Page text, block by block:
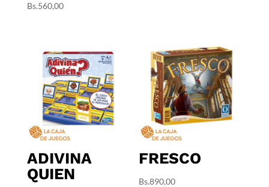
Bs.560,00
ADIVINA
QUIEN
FRESCO
Bs.890,00